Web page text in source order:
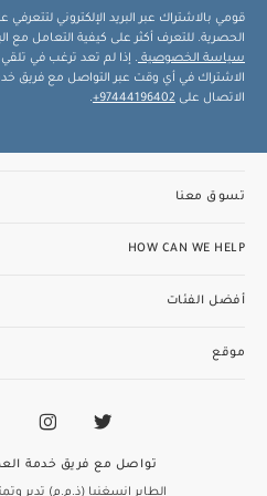
قومي بالاشتراك عبر البريد الإلكتروني
الحصرية. للتعرف أكثر على كيفية التعامل مع
سياسة الخصوصية . إذا لم تعد ترغب في تلقي
الاشتراك في أي وقت عبر التواصل مع فريق
الاتصال على 97444196402+
.
تسوق معنا
HOW CAN WE HELP
أفضل الفئات
موقع
الطاير إنسغنيا (ذ.م.م) تدير
تواصل مع فريق خدمة